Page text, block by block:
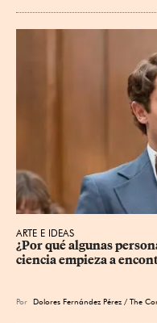
ARTE E IDEAS
¿Por qué algunas
ciencia empieza a
Por Dolores Fernández Pérez / The